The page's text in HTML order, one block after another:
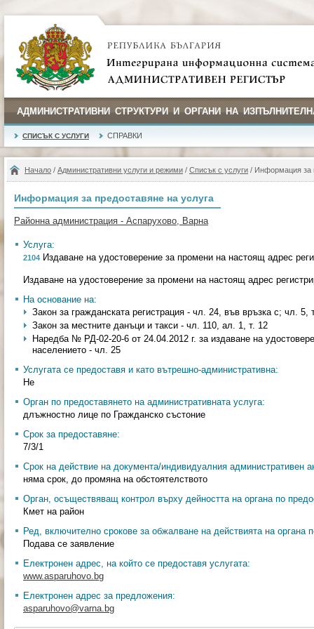
АДМИНИСТРАТИВНИ СТРУКТУРИ И ОРГАНИ НА
СПИСЪК С УСЛУГИ СПРАВКИ
Начало / Административни услуги и режими / Списък с услуги / Информация за
Информация за предоставяне на услуга
Районна администрация - Аспарухово, Варна
Услуга:
2104 Издаване на удостоверение за промени на настоящ адрес
Издаване на удостоверение за промени на настоящ адрес
На основание на:
Закон за гражданската регистрация - чл. 24, във връзка с; чл.
Закон за местните данъци и такси - чл. 110, ал. 1, т. 12
Наредба № РД-02-20-6 от 24.04.2012 г. за издаване на
населението - чл. 25
Услугата се предоставя и като вътрешно-административна:
Не
Орган по предоставянето на административната услуга:
длъжностно лице по Гражданско състоние
Срок за предоставяне:
7/3/1
Срок на действие на документа/индивидуалния административен
няма срок, до промяна на обстоятелството
Орган, осъществяващ контрол върху дейността на органа по
Кмет на район
Ред, включително срокове за обжалване на действията на органа
Подава се заявление
Електронен адрес, на който се предоставя услугата:
www.asparuhovo.bg
Електронен адрес за предложения:
asparuhovo@varna.bg